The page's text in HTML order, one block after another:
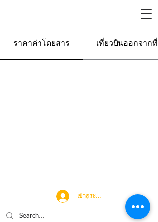
ราคาค่าโดยสาร เที่ยวบินออกจากที่นี่
เข้าสู่ระบบ